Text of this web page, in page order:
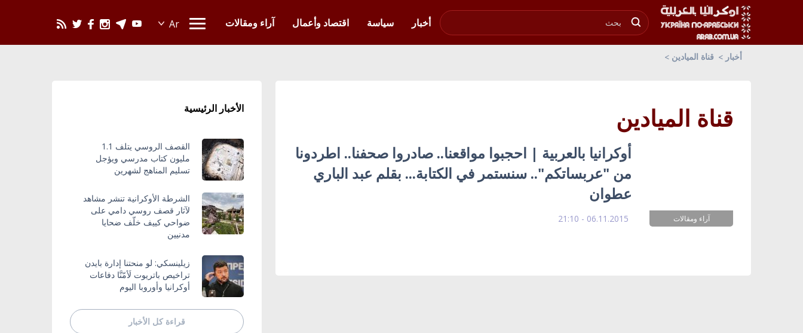
أخبار
سياسة اقتصاد وأعمال آراء ومقالات
أخبار قناة الميادين
قناة الميادين
آراء ومقالات
أوكرانيا بالعربية | احجبوا مواقعنا.. صادروا صحفنا.. اطردونا
من "عربساتكم".. سنستمر في الكتابة... بقلم عبد الباري
عطوان
06.11.2015 - 21:10
الأخبار الرئيسية
القصف الروسي يتلف 1.1
مليون كتاب مدرسي ويؤجل
تسليم المناهج لشهرين
الشرطة الأوكرانية تنشر مشاهد
لآثار قصف روسي دامي على
ضواحي كييف خلّف ضحايا
مدنيين
زيلينسكي: لو منحتنا إدارة بايدن
تراخيص باتريوت لَأمّنَّا دفاعات
أوكرانيا وأوروبا اليوم
قراءة كل الأخبار